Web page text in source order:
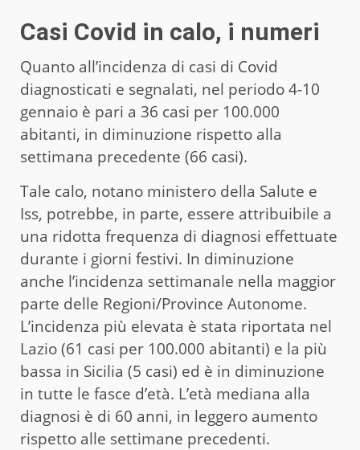
Casi Covid in calo, i numeri
Quanto all’incidenza di casi di Covid
diagnosticati e segnalati, nel periodo 4-10
gennaio è pari a 36 casi per 100.000
abitanti, in diminuzione rispetto alla
settimana precedente (66 casi).
Tale calo, notano ministero della Salute e
Iss, potrebbe, in parte, essere attribuibile a
una ridotta frequenza di diagnosi effettuate
durante i giorni festivi. In diminuzione
anche l’incidenza settimanale nella maggior
parte delle Regioni/Province Autonome.
L’incidenza più elevata è stata riportata nel
Lazio (61 casi per 100.000 abitanti) e la più
bassa in Sicilia (5 casi) ed è in diminuzione
in tutte le fasce d’età. L’età mediana alla
diagnosi è di 60 anni, in leggero aumento
rispetto alle settimane precedenti.